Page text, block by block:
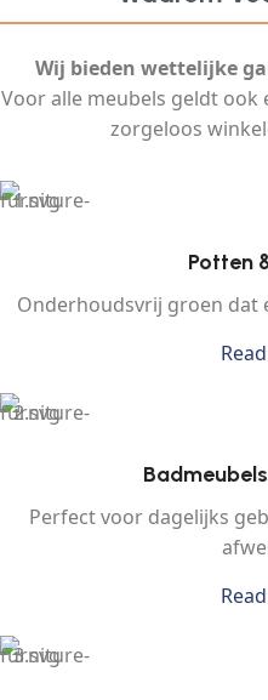
Wij bieden wettelijke
Voor alle meubels geldt ook
zorgeloos
Potten
Onderhoudsvrij groen dat
Perfect voor dagelijks